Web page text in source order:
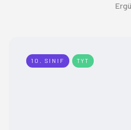
10. SINIF TYT